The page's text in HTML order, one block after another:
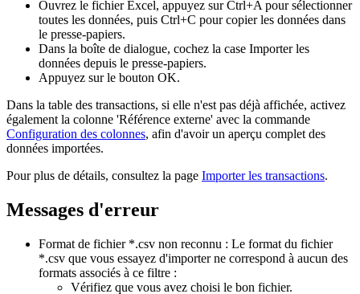
Ouvrez le fichier Excel, appuyez sur Ctrl+A pour sélectionner
toutes les données, puis Ctrl+C pour copier les données dans
le presse-papiers.
Dans la boîte de dialogue, cochez la case Importer les
données depuis le presse-papiers.
Appuyez sur le bouton OK.
Dans la table des transactions, si elle n'est pas déjà affichée, activez
également la colonne 'Référence externe' avec la commande
Configuration des colonnes, afin d'avoir un aperçu complet des
données importées.
Pour plus de détails, consultez la page Importer les transactions.
Messages d'erreur
Format de fichier *.csv non reconnu : Le format du fichier
*.csv que vous essayez d'importer ne correspond à aucun des
formats associés à ce filtre :
Vérifiez que vous avez choisi le bon fichier.